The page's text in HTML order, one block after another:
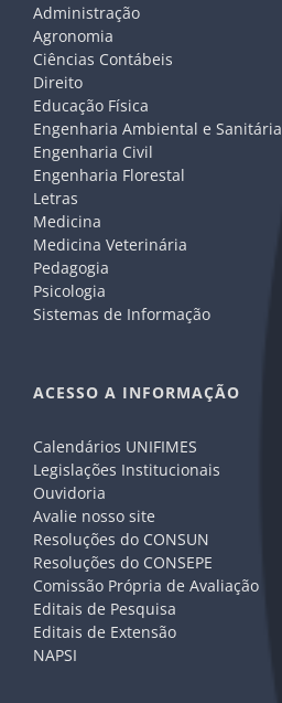
Administração
Agronomia
Ciências Contábeis
Direito
Educação Física
Engenharia Ambiental e Sanitária
Engenharia Civil
Engenharia Florestal
Letras
Medicina
Medicina Veterinária
Pedagogia
Psicologia
Sistemas de Informação
ACESSO A INFORMAÇÃO
Calendários UNIFIMES
Legislações Institucionais
Ouvidoria
Avalie nosso site
Resoluções do CONSUN
Resoluções do CONSEPE
Comissão Própria de Avaliação
Editais de Pesquisa
Editais de Extensão
NAPSI